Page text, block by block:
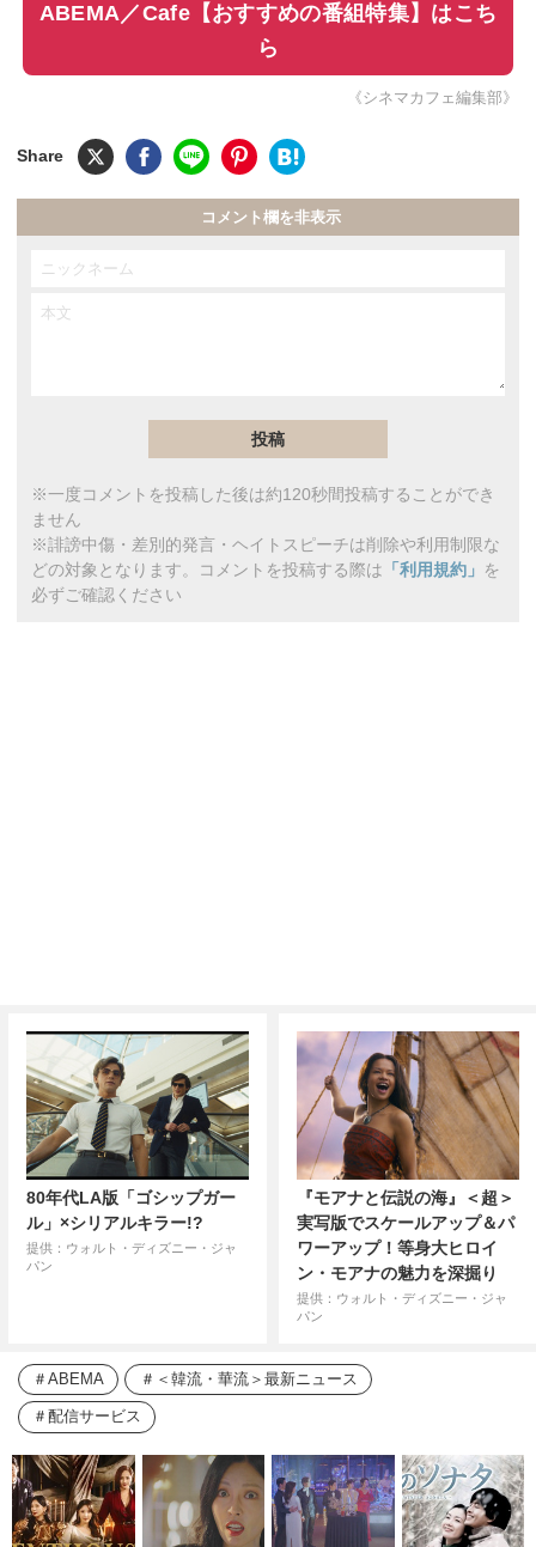
ABEMA／Cafe【おすすめの番組特集】はこち
ら
《シネマカフェ編集部》
コメント欄を非表示
※一度コメントを投稿した後は約120秒間投稿することができ
ません
※誹謗中傷・差別的発言・ヘイトスピーチは削除や利用制限な
どの対象となります。コメントを投稿する際は 「利用規約」 を
必ずご確認ください
80年代LA版「ゴシップガー
ル」×シリアルキラー!?
提供：ウォルト・ディズニー・ジャ
パン
『モアナと伝説の海』＜超＞
実写版でスケールアップ＆パ
ワーアップ！等身大ヒロイ
ン・モアナの魅力を深掘り
提供：ウォルト・ディズニー・ジャ
パン
ABEMA ＜韓流・華流＞最新ニュース
配信サービス